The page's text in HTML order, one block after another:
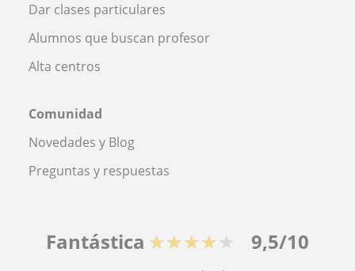
Dar clases particulares
Alumnos que buscan profesor
Alta centros
Comunidad
Novedades y Blog
Preguntas y respuestas
Fantástica ★★★★★ 9,5/10